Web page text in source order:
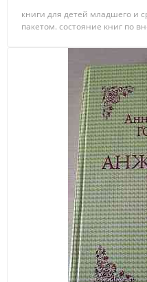
книги для детей младшего и
пакетом. состояние книг по